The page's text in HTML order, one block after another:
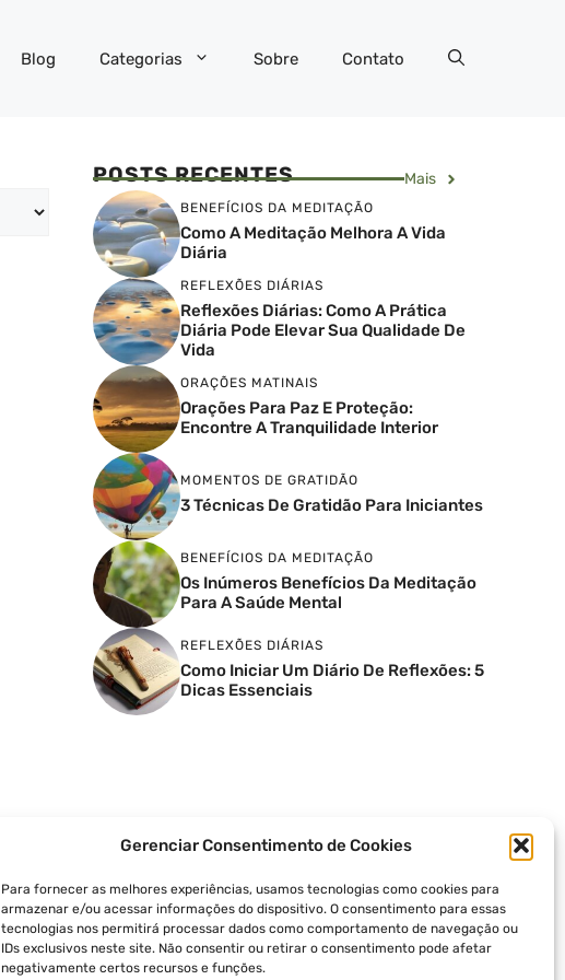
Gerenciar Consentimento de Cookies
Para fornecer as melhores experiências, usamos tecnologias como cookies para
armazenar e/ou acessar informações do dispositivo. O consentimento para essas
tecnologias nos permitirá processar dados como comportamento de navegação ou
IDs exclusivos neste site. Não consentir ou retirar o consentimento pode afetar
negativamente certos recursos e funções.
Blog Categorias Sobre Contato
POSTS RECENTES Mais
BENEFÍCIOS DA MEDITAÇÃO
Como A Meditação Melhora A Vida
Diária
REFLEXÕES DIÁRIAS
Reflexões Diárias: Como A Prática
Diária Pode Elevar Sua Qualidade De
Vida
ORAÇÕES MATINAIS
Orações Para Paz E Proteção:
Encontre A Tranquilidade Interior
MOMENTOS DE GRATIDÃO
3 Técnicas De Gratidão Para Iniciantes
BENEFÍCIOS DA MEDITAÇÃO
Os Inúmeros Benefícios Da Meditação
Para A Saúde Mental
REFLEXÕES DIÁRIAS
Como Iniciar Um Diário De Reflexões: 5
Dicas Essenciais